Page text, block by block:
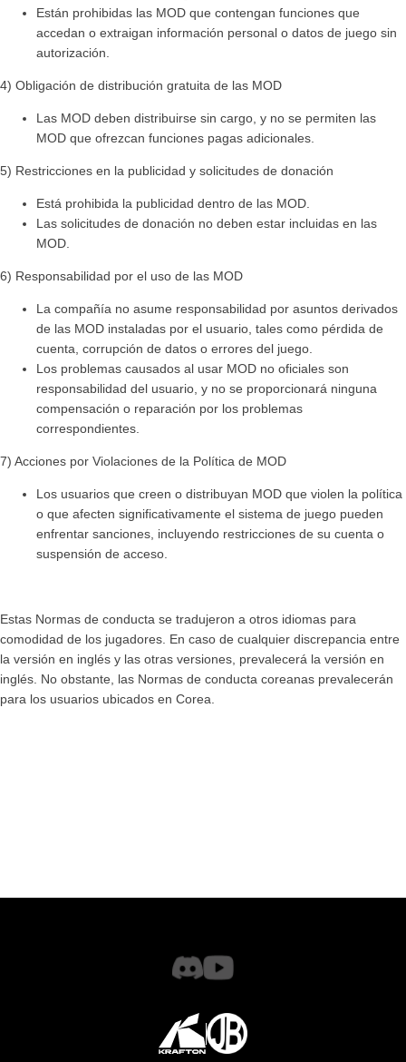
Están prohibidas las MOD que contengan funciones que
accedan o extraigan información personal o datos de juego sin
autorización.
4) Obligación de distribución gratuita de las MOD
Las MOD deben distribuirse sin cargo, y no se permiten las
MOD que ofrezcan funciones pagas adicionales.
5) Restricciones en la publicidad y solicitudes de donación
Está prohibida la publicidad dentro de las MOD.
Las solicitudes de donación no deben estar incluidas en las
MOD.
6) Responsabilidad por el uso de las MOD
La compañía no asume responsabilidad por asuntos derivados
de las MOD instaladas por el usuario, tales como pérdida de
cuenta, corrupción de datos o errores del juego.
Los problemas causados al usar MOD no oficiales son
responsabilidad del usuario, y no se proporcionará ninguna
compensación o reparación por los problemas
correspondientes.
7) Acciones por Violaciones de la Política de MOD
Los usuarios que creen o distribuyan MOD que violen la política
o que afecten significativamente el sistema de juego pueden
enfrentar sanciones, incluyendo restricciones de su cuenta o
suspensión de acceso.
Estas Normas de conducta se tradujeron a otros idiomas para
comodidad de los jugadores. En caso de cualquier discrepancia entre
la versión en inglés y las otras versiones, prevalecerá la versión en
inglés. No obstante, las Normas de conducta coreanas prevalecerán
para los usuarios ubicados en Corea.